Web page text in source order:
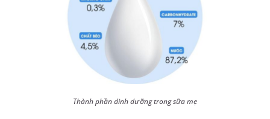
Thành phần dinh dưỡng trong sữa mẹ